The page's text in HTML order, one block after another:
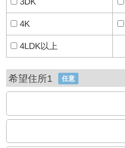
4K
4LDK以上
希望住所1 任意